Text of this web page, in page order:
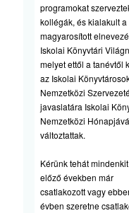
programokat
kollégák, és kialakult
magyarosított
Iskolai Könyvtári
melyet ettől a tanévtől
az Iskolai
Nemzetközi
javaslatára Iskolai
Nemzetközi Hónapjává
változtattak.
Kérünk tehát
előző években már
csatlakozott vagy
évben szeretne